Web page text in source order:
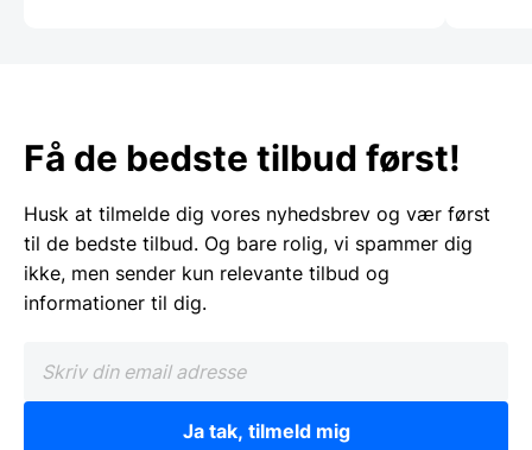
Få de bedste tilbud først!
Husk at tilmelde dig vores nyhedsbrev og vær først
til de bedste tilbud. Og bare rolig, vi spammer dig
ikke, men sender kun relevante tilbud og
informationer til dig.
Ja tak, tilmeld mig